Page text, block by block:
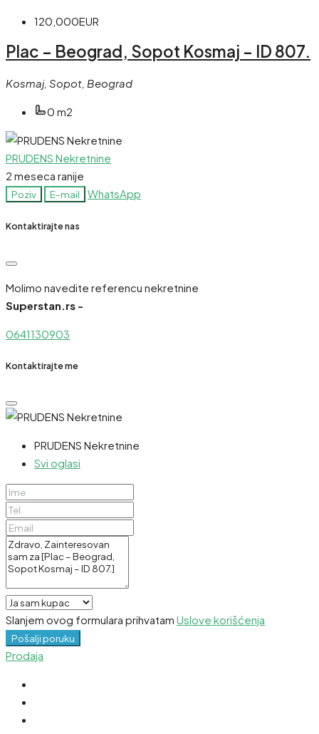
120,000EUR
Plac – Beograd, Sopot Kosmaj – ID 807.
Kosmaj, Sopot, Beograd
0 m2
PRUDENS Nekretnine
2 meseca ranije
Poziv E-mail WhatsApp
Kontaktirajte nas
Molimo navedite referencu nekretnine
Superstan.rs -
0641130903
Kontaktirajte me
PRUDENS Nekretnine
Svi oglasi
Slanjem ovog formulara prihvatam Uslove korišćenja
Pošalji poruku
Prodaja